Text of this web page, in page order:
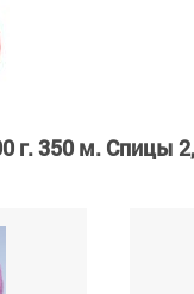
г. 350 м. Спицы